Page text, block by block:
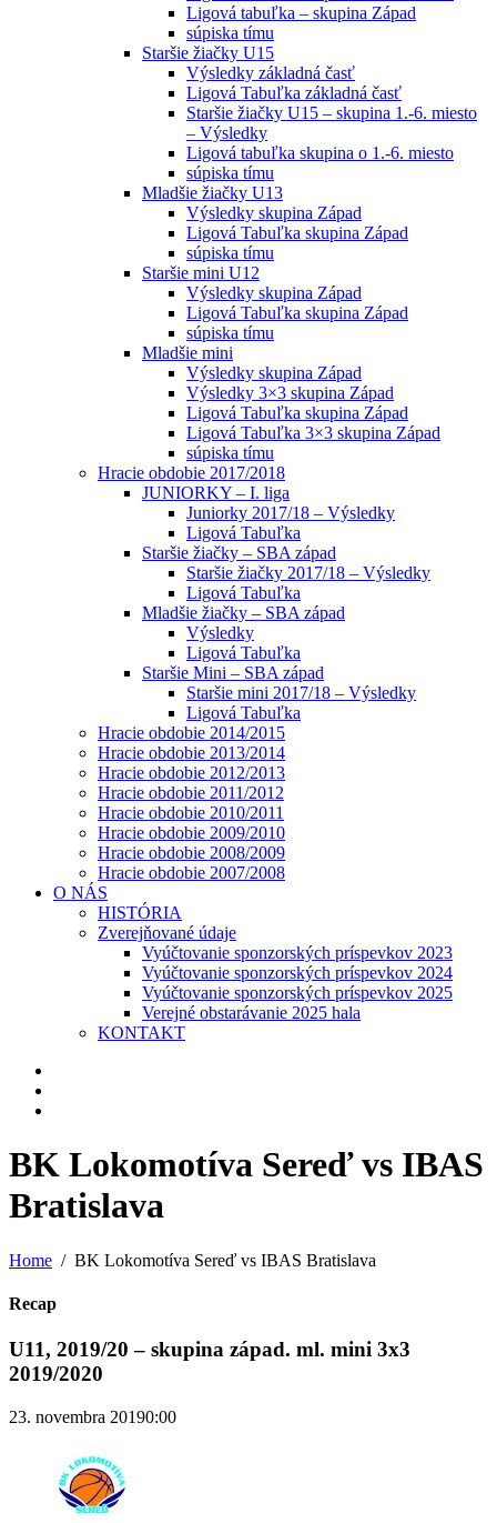
Ligová tabuľka – skupina Západ
súpiska tímu
Staršie žiačky U15
Výsledky základná časť
Ligová Tabuľka základná časť
Staršie žiačky U15 – skupina 1.-6. miesto
– Výsledky
Ligová tabuľka skupina o 1.-6. miesto
súpiska tímu
Mladšie žiačky U13
Výsledky skupina Západ
Ligová Tabuľka skupina Západ
súpiska tímu
Staršie mini U12
Výsledky skupina Západ
Ligová Tabuľka skupina Západ
súpiska tímu
Mladšie mini
Výsledky skupina Západ
Výsledky 3×3 skupina Západ
Ligová Tabuľka skupina Západ
Ligová Tabuľka 3×3 skupina Západ
súpiska tímu
Hracie obdobie 2017/2018
JUNIORKY – I. liga
Juniorky 2017/18 – Výsledky
Ligová Tabuľka
Staršie žiačky – SBA západ
Staršie žiačky 2017/18 – Výsledky
Ligová Tabuľka
Mladšie žiačky – SBA západ
Výsledky
Ligová Tabuľka
Staršie Mini – SBA západ
Staršie mini 2017/18 – Výsledky
Ligová Tabuľka
Hracie obdobie 2014/2015
Hracie obdobie 2013/2014
Hracie obdobie 2012/2013
Hracie obdobie 2011/2012
Hracie obdobie 2010/2011
Hracie obdobie 2009/2010
Hracie obdobie 2008/2009
Hracie obdobie 2007/2008
O NÁS
HISTÓRIA
Zverejňované údaje
Vyúčtovanie sponzorských príspevkov 2023
Vyúčtovanie sponzorských príspevkov 2024
Vyúčtovanie sponzorských príspevkov 2025
Verejné obstarávanie 2025 hala
KONTAKT
BK Lokomotíva Sereď vs IBAS
Bratislava
Home BK Lokomotíva Sereď vs IBAS Bratislava
Recap
U11, 2019/20 – skupina západ. ml. mini 3x3
2019/2020
23. novembra 20190:00